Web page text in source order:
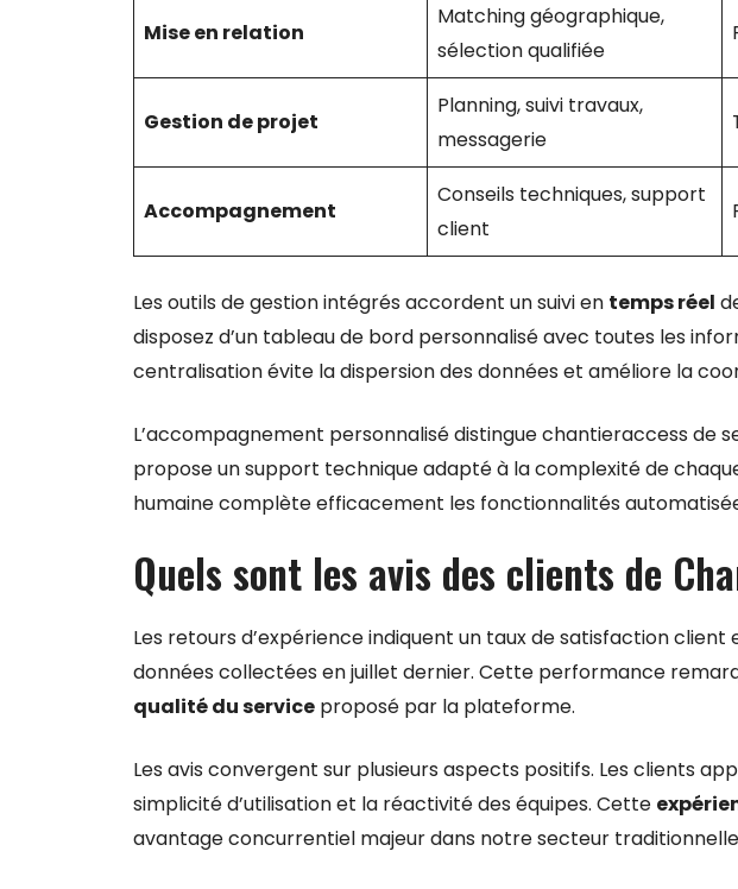
Mise en relation
Matching géographique,
sélection qualifiée
Gestion de projet
Planning, suivi travaux,
messagerie
Accompagnement
Conseils techniques, support
client
Les outils de gestion intégrés accordent un suivi en temps réel
disposez d’un tableau de bord personnalisé avec toutes les
centralisation évite la dispersion des données et améliore la
L’accompagnement personnalisé distingue chantieraccess de
propose un support technique adapté à la complexité de
humaine complète efficacement les fonctionnalités
Quels sont les avis des clients de
Les retours d’expérience indiquent un taux de satisfaction client
données collectées en juillet dernier. Cette performance
qualité du service proposé par la plateforme.
Les avis convergent sur plusieurs aspects positifs. Les clients
simplicité d’utilisation et la réactivité des équipes. Cette
avantage concurrentiel majeur dans notre secteur